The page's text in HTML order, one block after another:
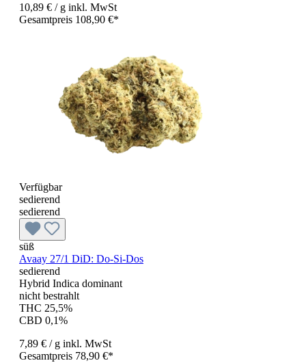
10,89 € / g inkl. MwSt
Gesamtpreis 108,90 €*
Verfügbar
sedierend
sedierend
süß
Avaay 27/1 DiD: Do-Si-Dos
sedierend
Hybrid Indica dominant
nicht bestrahlt
THC 25,5%
CBD 0,1%
7,89 € / g inkl. MwSt
Gesamtpreis 78,90 €*